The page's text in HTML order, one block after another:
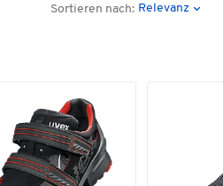
Sortieren nach: Relevanz